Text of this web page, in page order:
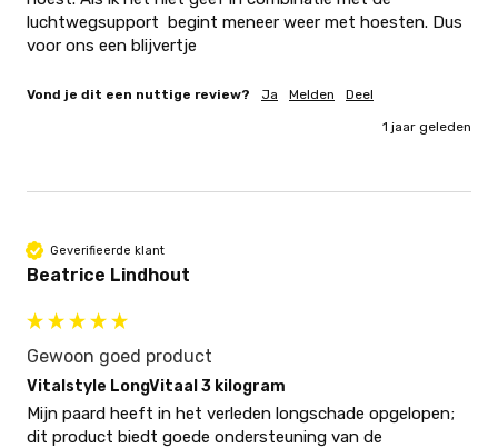
luchtwegsupport  begint meneer weer met hoesten. Dus
voor ons een blijvertje
Vond je dit een nuttige review? Ja Melden Deel
1 jaar geleden
Geverifieerde klant
Beatrice Lindhout
Gewoon goed product
Vitalstyle LongVitaal 3 kilogram
Mijn paard heeft in het verleden longschade opgelopen;
dit product biedt goede ondersteuning van de